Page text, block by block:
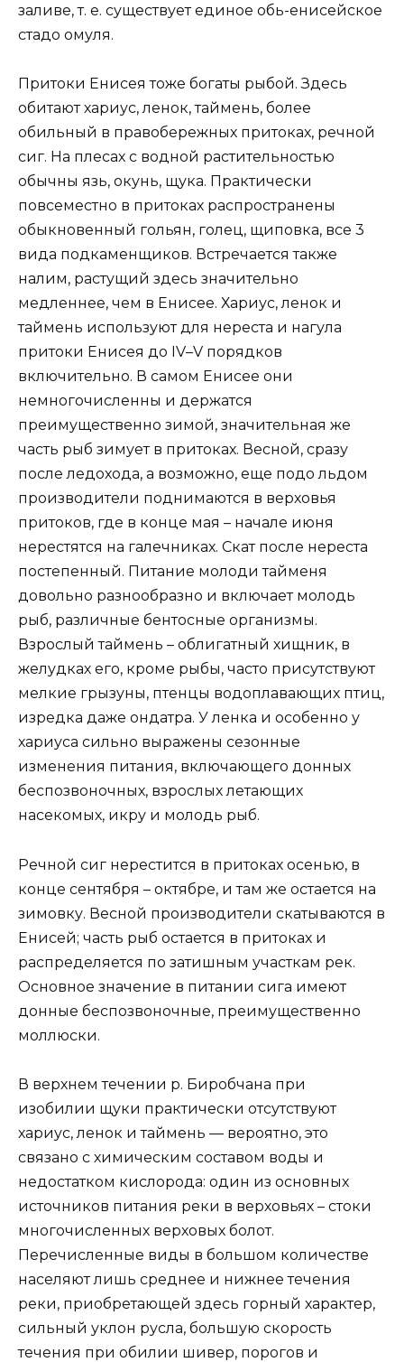
заливе, т. е. существует единое обь-енисейское
стадо омуля.
Притоки Енисея тоже богаты рыбой. Здесь
обитают хариус, ленок, таймень, более
обильный в правобережных притоках, речной
сиг. На плесах с водной растительностью
обычны язь, окунь, щука. Практически
повсеместно в притоках распространены
обыкновенный гольян, голец, щиповка, все 3
вида подкаменщиков. Встречается также
налим, растущий здесь значительно
медленнее, чем в Енисее. Хариус, ленок и
таймень используют для нереста и нагула
притоки Енисея до IV–V порядков
включительно. В самом Енисее они
немногочисленны и держатся
преимущественно зимой, значительная же
часть рыб зимует в притоках. Весной, сразу
после ледохода, а возможно, еще подо льдом
производители поднимаются в верховья
притоков, где в конце мая – начале июня
нерестятся на галечниках. Скат после нереста
постепенный. Питание молоди тайменя
довольно разнообразно и включает молодь
рыб, различные бентосные организмы.
Взрослый таймень – облигатный хищник, в
желудках его, кроме рыбы, часто присутствуют
мелкие грызуны, птенцы водоплавающих птиц,
изредка даже ондатра. У ленка и особенно у
хариуса сильно выражены сезонные
изменения питания, включающего донных
беспозвоночных, взрослых летающих
насекомых, икру и молодь рыб.
Речной сиг нерестится в притоках осенью, в
конце сентября – октябре, и там же остается на
зимовку. Весной производители скатываются в
Енисей; часть рыб остается в притоках и
распределяется по затишным участкам рек.
Основное значение в питании сига имеют
донные беспозвоночные, преимущественно
моллюски.
В верхнем течении р. Биробчана при
изобилии щуки практически отсутствуют
хариус, ленок и таймень — вероятно, это
связано с химическим составом воды и
недостатком кислорода: один из основных
источников питания реки в верховьях – стоки
многочисленных верховых болот.
Перечисленные виды в большом количестве
населяют лишь среднее и нижнее течения
реки, приобретающей здесь горный характер,
сильный уклон русла, большую скорость
течения при обилии шивер, порогов и